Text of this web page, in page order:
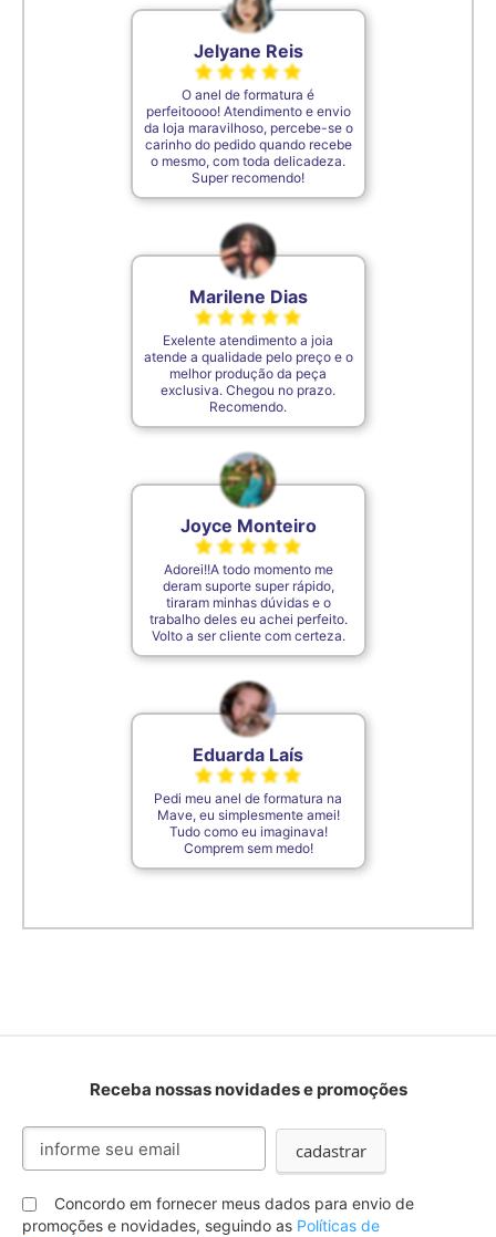
7,5cm 35
De acordo com o padrão ABNT
Jelyane Reis
O anel de formatura é
perfeitoooo! Atendimento e envio
da loja maravilhoso, percebe-se o
carinho do pedido quando recebe
o mesmo, com toda delicadeza.
Super recomendo!
Marilene Dias
Exelente atendimento a joia
atende a qualidade pelo preço e o
melhor produção da peça
exclusiva. Chegou no prazo.
Recomendo.
Joyce Monteiro
Adorei!!A todo momento me
deram suporte super rápido,
tiraram minhas dúvidas e o
trabalho deles eu achei perfeito.
Volto a ser cliente com certeza.
Eduarda Laís
Pedi meu anel de formatura na
Mave, eu simplesmente amei!
Tudo como eu imaginava!
Comprem sem medo!
Receba nossas novidades e promoções
Inscreva-
nossa
Newsletter:
cadastrar
Concordo em fornecer meus dados para envio de
promoções e novidades, seguindo as Políticas de